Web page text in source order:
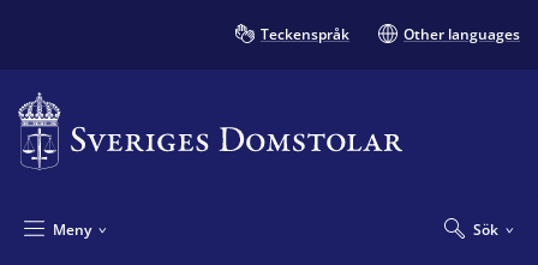
Teckenspråk Other languages
Sök
Meny